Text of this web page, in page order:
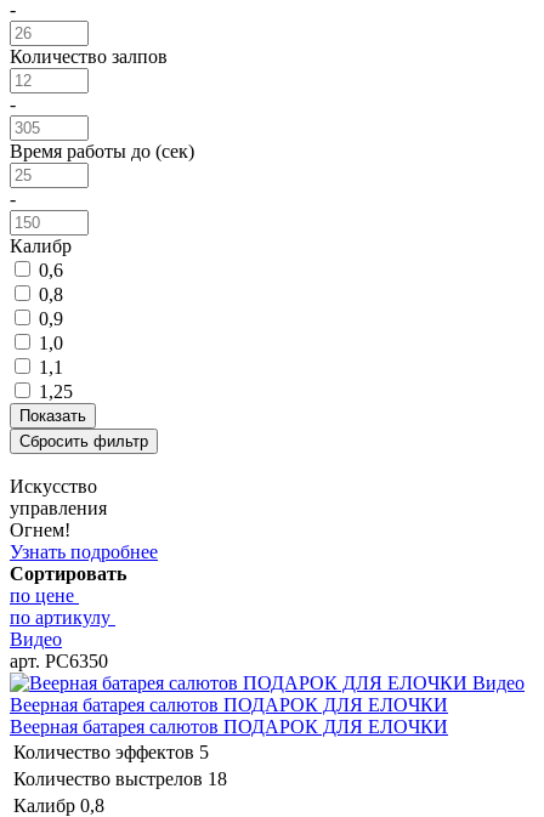
-
Количество залпов
-
Время работы до (сек)
-
Калибр
0,6
0,8
0,9
1,0
1,1
1,25
Искусство
управления
Огнем!
Узнать подробнее
Сортировать
по цене
по артикулу
Видео
арт. РС6350
Видео
Веерная батарея салютов ПОДАРОК ДЛЯ ЕЛОЧКИ
Веерная батарея салютов ПОДАРОК ДЛЯ ЕЛОЧКИ
Количество эффектов 5
Количество выстрелов 18
Калибр 0,8